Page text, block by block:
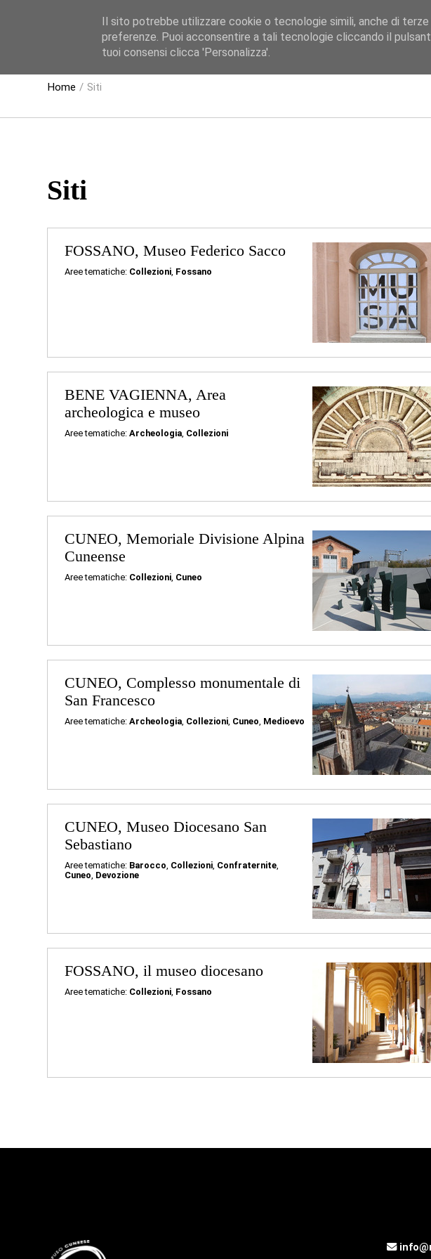
TEMATICHE CITTÀ
Home Siti
Siti
FOSSANO, Museo Federico Sacco
Aree tematiche: Collezioni, Fossano
BENE VAGIENNA, Area
archeologica e museo
Aree tematiche:Archeologia, Collezioni
CUNEO, Memoriale Divisione Alpina
Cuneense
Aree tematiche: Collezioni, Cuneo
CUNEO, Complesso monumentale di
San Francesco
Aree tematiche:Archeologia, Collezioni, Cuneo, Medioevo
CUNEO, Museo Diocesano San
Sebastiano
Aree tematiche: Barocco, Collezioni, Confraternite,
Cuneo, Devozione
FOSSANO, il museo diocesano
Aree tematiche: Collezioni, Fossano
Il sito potrebbe utilizzare cookie o tecnologie simili, anche di
preferenze. Puoi acconsentire a tali tecnologie cliccando il
tuoi consensi clicca 'Personalizza'.